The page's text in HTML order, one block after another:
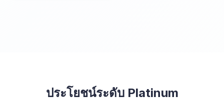
ประโยชน์ระดับ Platinum